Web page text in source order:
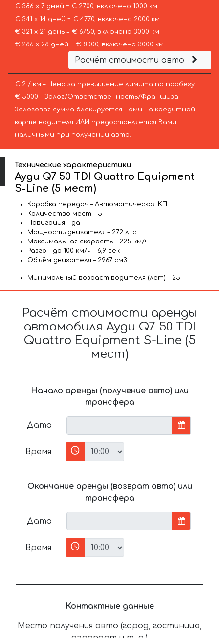
€ 386 х 7 дней = € 2700, включено 1000 км
€ 341 х 14 дней = € 4770, включено 2000 км
€ 321 х 21 день = € 6750, включено 3000 км
€ 286 х 28 дней = € 8000, включено 3000 км
Расчёт стоимости авто
€ 2 / км – Цена за превышение лимита по пробегу
€ 5000 – Залог/Ответственность/Франшиза.
Залоговая сумма блокируется нами на кредитной
карте водителя ИЛИ предоставляется Вами
наличными при получении авто.
Технические характеристики
Ауди Q7 50 TDI Quattro Equipment
S-Line (5 мест)
Коробка передач – Автоматическая КП
Количество мест – 5
Навигация – да
Мощность двигателя – 272 л. с.
Максимальная скорость – 225 км/ч
Разгон до 100 км/ч – 6,9 сек
Объём двигателя – 2967 см3
Минимальный возраст водителя (лет) – 25
Расчёт стоимости аренды
автомобиля Ауди Q7 50 TDI
Quattro Equipment S-Line (5
мест)
Начало аренды (получение авто) или
трансфера
Дата
Время
Окончание аренды (возврат авто) или
трансфера
Дата
Время
Контактные данные
Место получения авто (город, гостиница,